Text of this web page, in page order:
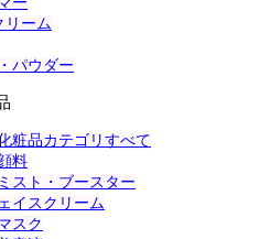
リーム
パウダー
粧品カテゴリすべて
料
スト・ブースター
イスクリーム
スク